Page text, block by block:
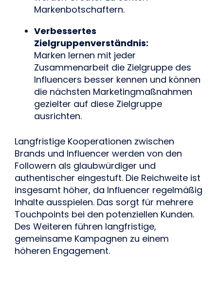
Markenbotschaftern.
Verbessertes
Zielgruppenverständnis:
Marken lernen mit jeder
Zusammenarbeit die Zielgruppe des
Influencers besser kennen und können
die nächsten Marketingmaßnahmen
gezielter auf diese Zielgruppe
ausrichten.
Langfristige Kooperationen zwischen
Brands und Influencer werden von den
Followern als glaubwürdiger und
authentischer eingestuft. Die Reichweite ist
insgesamt höher, da Influencer regelmäßig
Inhalte ausspielen. Das sorgt für mehrere
Touchpoints bei den potenziellen Kunden.
Des Weiteren führen langfristige,
gemeinsame Kampagnen zu einem
höheren Engagement.